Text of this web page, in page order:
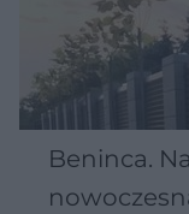
Beninca.